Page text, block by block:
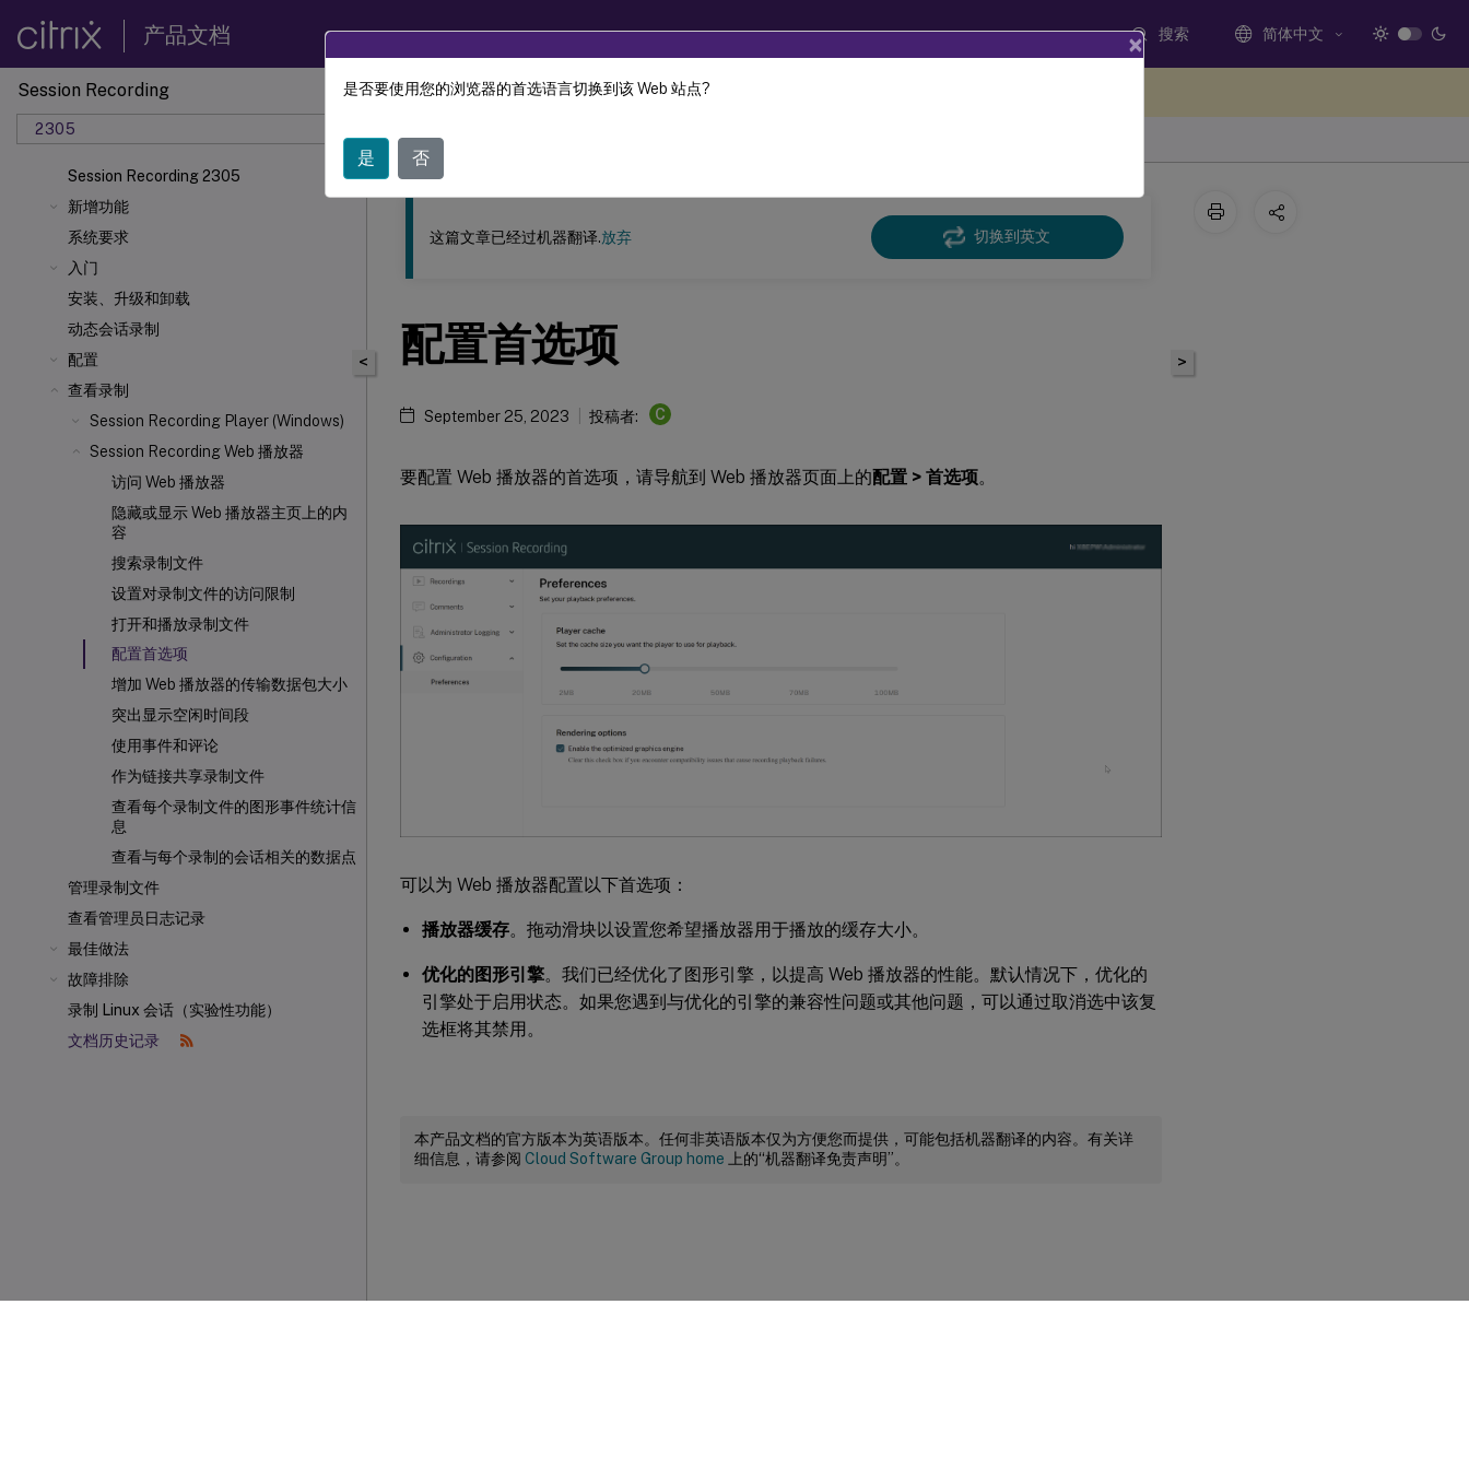
产品文档 搜索 简体中文
Session Recording
2305
Session Recording 2305
新增功能
系统要求
入门
安装、升级和卸载
动态会话录制
配置
查看录制
Session Recording Player (Windows)
Session Recording Web 播放器
访问 Web 播放器
隐藏或显示 Web 播放器主页上的内
容
搜索录制文件
设置对录制文件的访问限制
打开和播放录制文件
配置首选项
增加 Web 播放器的传输数据包大小
突出显示空闲时间段
使用事件和评论
作为链接共享录制文件
查看每个录制文件的图形事件统计信
息
查看与每个录制的会话相关的数据点
管理录制文件
查看管理员日志记录
最佳做法
故障排除
录制 Linux 会话（实验性功能）
文档历史记录
此内容已经过机器动态翻译。
<
这篇文章已经过机器翻译.放弃 切换到英文
配置首选项
September 25, 2023 投稿者: C
要配置 Web 播放器的首选项，请导航到 Web 播放器页面上的配置 > 首选项。
可以为 Web 播放器配置以下首选项：
播放器缓存。拖动滑块以设置您希望播放器用于播放的缓存大小。
优化的图形引擎。我们已经优化了图形引擎，以提高 Web 播放器的性能。默认情况下，优化的
引擎处于启用状态。如果您遇到与优化的引擎的兼容性问题或其他问题，可以通过取消选中该复
选框将其禁用。
本产品文档的官方版本为英语版本。任何非英语版本仅为方便您而提供，可能包括机器翻译的内容。有关详
细信息，请参阅 Cloud Software Group home 上的“机器翻译免责声明”。
>
×
是否要使用您的浏览器的首选语言切换到该 Web 站点?
是 否